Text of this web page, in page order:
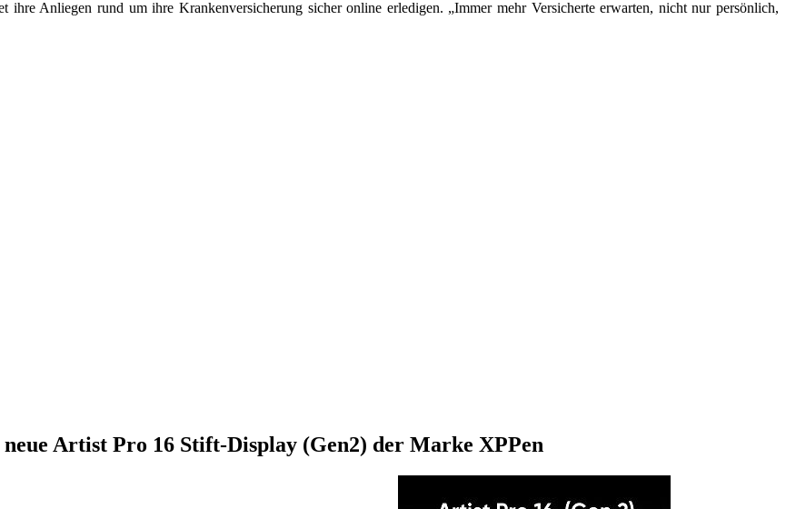
ihre Anliegen rund um ihre Krankenversicherung sicher online erledigen. „Immer mehr Versicherte erwarten, nicht nur persönlich,
Artist Pro 16 Stift-Display (Gen2) der Marke XPPen